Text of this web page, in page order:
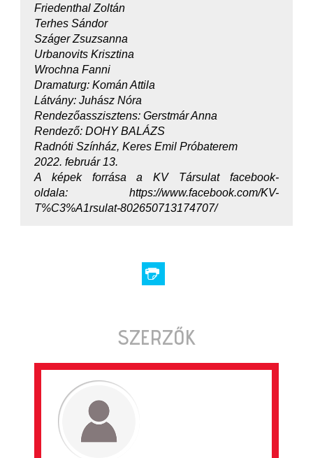
Friedenthal Zoltán
Terhes Sándor
Száger Zsuzsanna
Urbanovits Krisztina
Wrochna Fanni
Dramaturg: Komán Attila
Látvány: Juhász Nóra
Rendezőasszisztens: Gerstmár Anna
Rendező: DOHY BALÁZS
Radnóti Színház, Keres Emil Próbaterem
2022. február 13.
A képek forrása a KV Társulat facebook-
oldala: https://www.facebook.com/KV-
T%C3%A1rsulat-802650713174707/
SZERZŐK